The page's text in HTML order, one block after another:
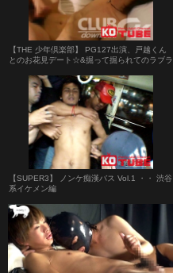
【THE 少年倶楽部】 PG127出演、戸越くん
とのお花見デート☆&掘って掘られてのラブラ
【SUPER3】 ノンケ痴漢バス Vol.1 ・・ 渋谷
系イケメン編